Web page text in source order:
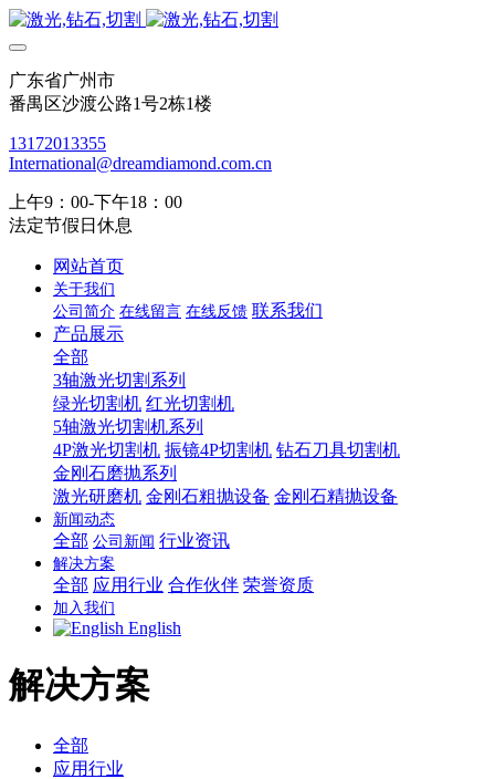
广东省广州市
番禺区沙渡公路1号2栋1楼
13172013355
International@dreamdiamond.com.cn
上午9：00-下午18：00
法定节假日休息
网站首页
关于我们
公司简介 在线留言 在线反馈 联系我们
产品展示
全部
3轴激光切割系列
绿光切割机 红光切割机
5轴激光切割机系列
4P激光切割机 振镜4P切割机 钻石刀具切割机
金刚石磨抛系列
激光研磨机 金刚石粗抛设备 金刚石精抛设备
新闻动态
全部 公司新闻 行业资讯
解决方案
全部 应用行业 合作伙伴 荣誉资质
加入我们
English
解决方案
全部
应用行业